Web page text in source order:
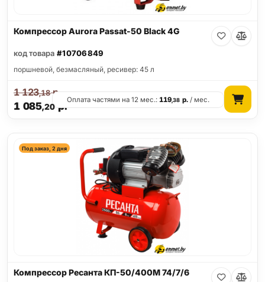
Компрессор Aurora Passat-50 Black 4G
код товара #10706849
поршневой, безмасляный, ресивер: 45 л
1 085,20 р.
1 123,18р.
Оплата частями на 12 мес.:119,38 р./ мес.
Под заказ, 2 дня
Компрессор Ресанта КП-50/400М 74/7/6